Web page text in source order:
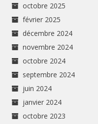
octobre 2025
février 2025
décembre 2024
novembre 2024
octobre 2024
septembre 2024
juin 2024
janvier 2024
octobre 2023